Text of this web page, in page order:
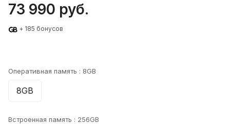
73 990 руб.
+ 185 бонусов
Оперативная память : 8GB
8GB
Встроенная память : 256GB